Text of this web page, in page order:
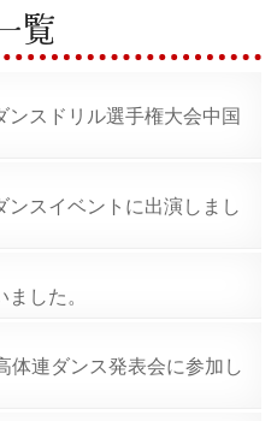
覧
ンスドリル選手権大会中国
ンスイベントに出演しまし
した。
体連ダンス発表会に参加し